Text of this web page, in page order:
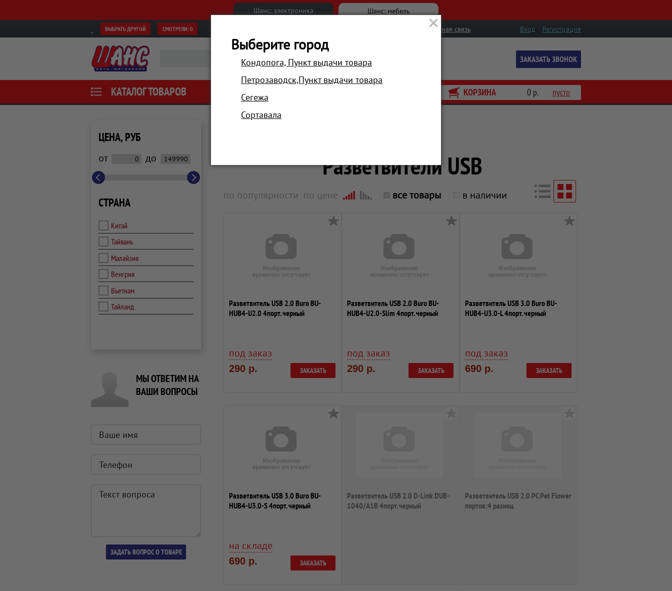
Шанс: электроника Шанс: мебель
ВЫБРАТЬ ДРУГОЙ СМОТРЕЛИ:0 Вход Регистрация
Обратная связь
ЗАКАЗАТЬ ЗВОНОК
КАТАЛОГ ТОВАРОВ АКЦИИ КОРЗИНА 0 р. пусто
ЦЕНА, РУБ
от до
СТРАНА
Китай
Тайвань
Малайзия
Венгрия
Вьетнам
Тайланд
МЫ ОТВЕТИМ НА
ВАШИ ВОПРОСЫ
Разветвители USB
по популярности по цене все товары в наличии
Разветвитель USB 2.0 Buro BU-
HUB4-U2.0 4порт. черный
под заказ
290 р. ЗАКАЗАТЬ
Разветвитель USB 2.0 Buro BU-
HUB4-U2.0-Slim 4порт. черный
под заказ
290 р. ЗАКАЗАТЬ
Разветвитель USB 3.0 Buro BU-
HUB4-U3.0-L 4порт. черный
под заказ
690 р. ЗАКАЗАТЬ
Разветвитель USB 3.0 Buro BU-
HUB4-U3.0-S 4порт. черный
на складе
690 р. ЗАКАЗАТЬ
Разветвитель USB 2.0 D-Link DUB-
1040/A1B 4порт. черный
Разветвитель USB 2.0 PC Pet Flower
портов:4 разноц
Выберите город
Кондопога, Пункт выдачи товара
Петрозаводск,Пункт выдачи товара
Сегежа
Сортавала